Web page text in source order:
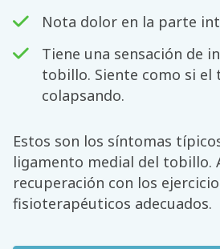
Nota dolor en la parte
Tiene una sensación de
tobillo. Siente como si el
colapsando.
Estos son los síntomas
ligamento medial del tobillo.
recuperación con los
fisioterapéuticos adecuados.